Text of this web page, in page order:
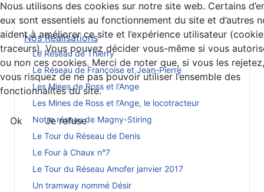
Nos Réalisations
Le Réseau de Thierry
Le Réseau de Françoise et Jean-Pierre
Les Mines de Ross et l'Ange
Les Mines de Ross et l'Ange, le locotracteur
Notre réseau de Magny-Stiring
Le Tour du Réseau de Denis
Le Four à Chaux n°7
Le Tour du Réseau Amofer janvier 2017
Un tramway nommé Désir
Nous utilisons des cookies sur notre site web. Certains
eux sont essentiels au fonctionnement du site et d’autres
aident à améliorer ce site et l’expérience utilisateur
traceurs). Vous pouvez décider vous-même si vous
ou non ces cookies. Merci de noter que, si vous les rejetez,
vous risquez de ne pas pouvoir utiliser l’ensemble des
fonctionnalités du site.
Ok Je refuse